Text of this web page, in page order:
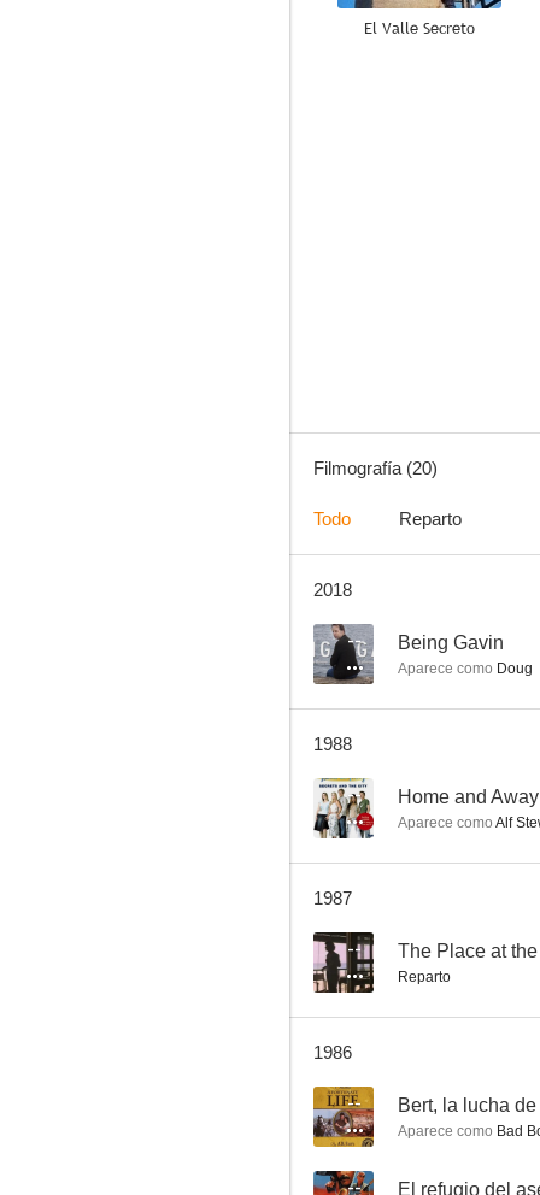
El Valle Secreto
The Place at the Coast
Filmografía (20)
Todo Reparto
2018
-- Being Gavin
Aparece como Doug
1988
-- Home and Away
Aparece como Alf
1987
-- The Place at
Reparto
1986
--
Aparece como Bad
-- El refugio del